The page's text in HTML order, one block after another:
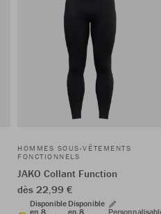
HOMMES SOUS-VÊTEMENTS
FONCTIONNELS
JAKO Collant Function
dès 22,99 €
Disponible
en 8
Disponible
en 8